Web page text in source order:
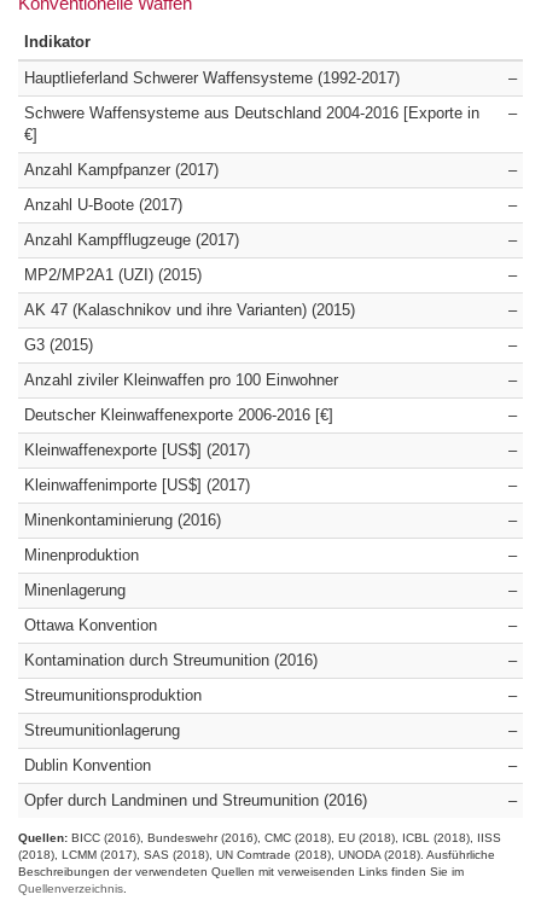
Indikator
Hauptlieferland Schwerer Waffensysteme (1992-2017)
–
Schwere Waffensysteme aus Deutschland 2004-2016 [Exporte in
€]
–
Anzahl Kampfpanzer (2017)
–
Anzahl U-Boote (2017)
–
Anzahl Kampfflugzeuge (2017)
–
MP2/MP2A1 (UZI) (2015)
–
AK 47 (Kalaschnikov und ihre Varianten) (2015)
–
G3 (2015)
–
Anzahl ziviler Kleinwaffen pro 100 Einwohner
–
Deutscher Kleinwaffenexporte 2006-2016 [€]
–
Kleinwaffenexporte [US$] (2017)
–
Kleinwaffenimporte [US$] (2017)
–
Minenkontaminierung (2016)
–
Minenproduktion
–
Minenlagerung
–
Ottawa Konvention
–
Kontamination durch Streumunition (2016)
–
Streumunitionsproduktion
–
Streumunitionlagerung
–
Dublin Konvention
–
Opfer durch Landminen und Streumunition (2016)
–
Quellen: BICC (2016) Bundeswehr (2016) CMC (2018) EU (2018) ICBL (2018)
IISS
(2018) LCMM (2017) SAS (2018) UN Comtrade (2018) UNODA (2018) Ausführliche
Beschreibungen der verwendeten Quellen mit verweisenden Links finden Sie im
Quellenverzeichnis